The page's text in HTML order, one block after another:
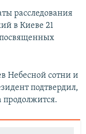
расследования
в Киеве 21
Небесной сотни и
подтвердил,
продолжится.